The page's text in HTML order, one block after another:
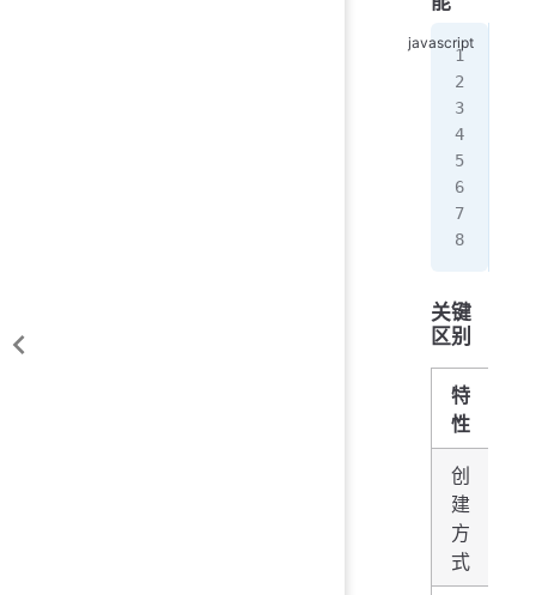
关键
区别
特
性
创
建
方
式